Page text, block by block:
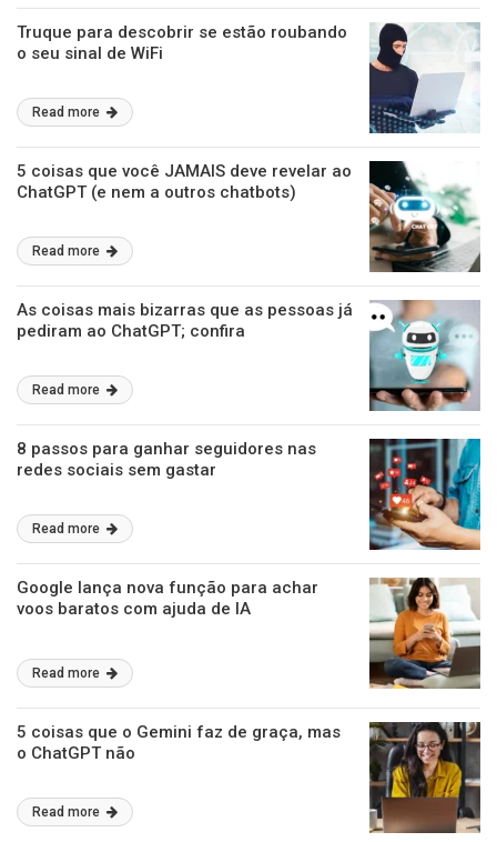
Truque para descobrir se estão roubando
o seu sinal de WiFi
Read more
5 coisas que você JAMAIS deve revelar ao
ChatGPT (e nem a outros chatbots)
Read more
As coisas mais bizarras que as pessoas já
pediram ao ChatGPT; confira
Read more
8 passos para ganhar seguidores nas
redes sociais sem gastar
Read more
Google lança nova função para achar
voos baratos com ajuda de IA
Read more
5 coisas que o Gemini faz de graça, mas
o ChatGPT não
Read more